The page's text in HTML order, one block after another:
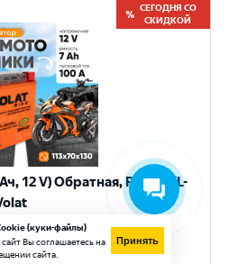
СЕГОДНЯ СО
СКИДКОЙ
12 V) Обратная, R+ YTX7L-
(куки-файлы)
Вы соглашаетесь на
сайта.
Принять